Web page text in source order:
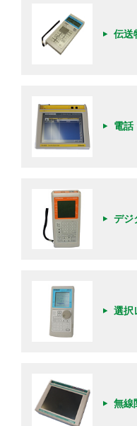
伝送
電話
デジ
選択
無線